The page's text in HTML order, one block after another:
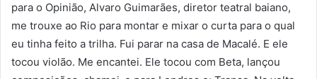
para o Opinião, Alvaro Guimarães, diretor teatral baiano,
me trouxe ao Rio para montar e mixar o curta para o qual
eu tinha feito a trilha. Fui parar na casa de Macalé. E ele
tocou violão. Me encantei. Ele tocou com Beta, lançou